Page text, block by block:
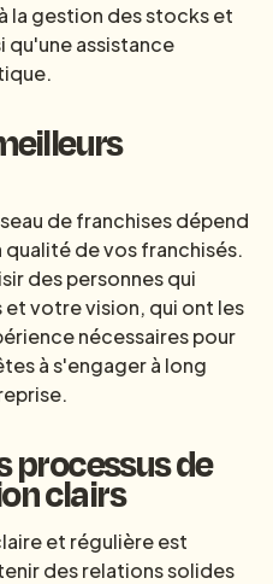
la gestion des stocks et
qu'une assistance
de franchises dépend
qualité de vos franchisés.
des personnes qui
votre vision, qui ont les
nécessaires pour
à s'engager à long
processus de
clairs
et régulière est
des relations solides